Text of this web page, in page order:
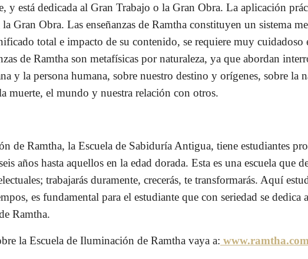
y está dedicada al Gran Trabajo o la Gran Obra. La aplicación
Gran Obra. Las enseñanzas de Ramtha constituyen un sistema
total e impacto de su contenido, se requiere muy cuidadoso
de Ramtha son metafísicas por naturaleza, ya que abordan
y la persona humana, sobre nuestro destino y orígenes, sobre la
muerte, el mundo y nuestra relación con otros.
de Ramtha, la Escuela de Sabiduría Antigua, tiene estudiantes
años hasta aquellos en la edad dorada. Esta es una escuela que
trabajarás duramente, crecerás, te transformarás. Aquí
es fundamental para el estudiante que con seriedad se dedica
Ramtha.
la Escuela de Iluminación de Ramtha vaya a: